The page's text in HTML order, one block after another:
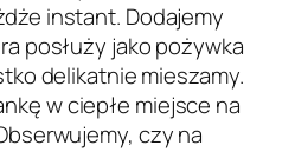
instant. Dodajemy
posłuży jako pożywka
delikatnie mieszamy.
w ciepłe miejsce na
czy na